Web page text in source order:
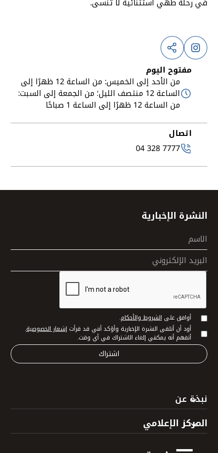
مفتوح اليوم
من الأحد إلى الخميس: من الساعة 12 ظهرًا إلى
الساعة 12 منتصف الليل؛ من الجمعة إلى السبت:
من الساعة 12 ظهرًا إلى الساعة 1 صباحًا
اتصال
04 328 7777
نبذة عن
المركز الإعلامي
النشرة الإخبارية
الاسم
البريد الإلكتروني
أوافق علىالشروط والأحكام.
أود أن أتلقى النشرة الإخبارية وأؤكد أنني قد قرأتإشعار الخصوصية.
أتفهم أنه يمكنني إلغاء الاشتراك في أي وقت.